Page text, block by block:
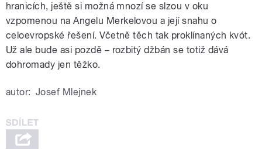
hranicích, ještě si možná mnozí se slzou v oku
vzpomenou na Angelu Merkelovou a její snahu o
celoevropské řešení. Včetně těch tak proklínaných kvót.
Už ale bude asi pozdě – rozbitý džbán se totiž dává
dohromady jen těžko.
autor: Josef Mlejnek